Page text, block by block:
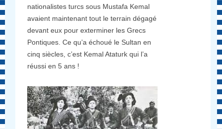
nationalistes turcs sous Mustafa Kemal
avaient maintenant tout le terrain dégagé
devant eux pour exterminer les Grecs
Pontiques. Ce qu’a échoué le Sultan en
cinq siècles, c’est Kemal Ataturk qui l’a
réussi en 5 ans !